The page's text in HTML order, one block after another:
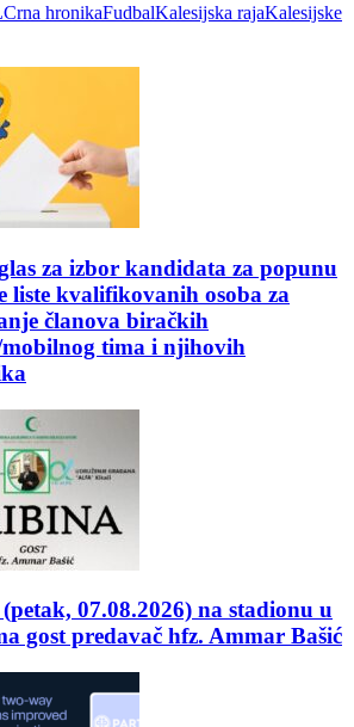
Crna hronikaFudbalKalesijska rajaKalesijske
za izbor kandidata za popunu
liste kvalifikovanih osoba za
članova biračkih
tima i njihovih
(petak, 07.08.2026) na stadionu u
gost predavač hfz. Ammar Bašić